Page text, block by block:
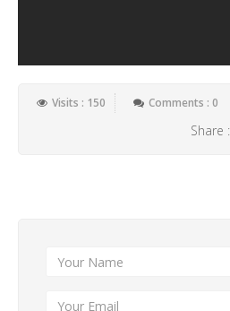
Visits : 150 Comments : 0
Share :